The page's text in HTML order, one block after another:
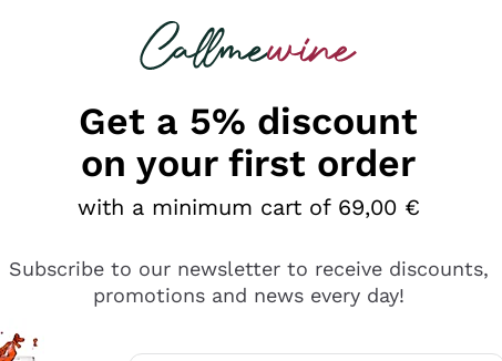
looking for
Get a 5% discount
on your first order
with a minimum cart of 69,00 €
Subscribe to our newsletter to receive discounts,
promotions and news every day!